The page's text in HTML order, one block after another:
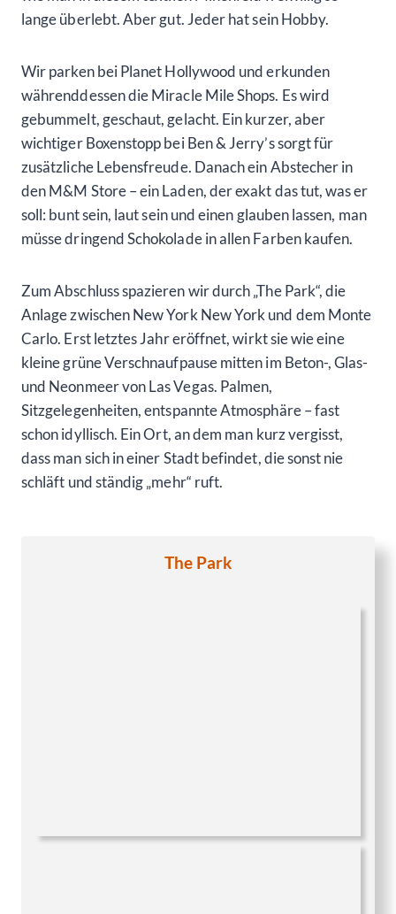
lange überlebt. Aber gut. Jeder hat sein Hobby.
Wir parken bei Planet Hollywood und erkunden
währenddessen die Miracle Mile Shops. Es wird
gebummelt, geschaut, gelacht. Ein kurzer, aber
wichtiger Boxenstopp bei Ben & Jerry’s sorgt für
zusätzliche Lebensfreude. Danach ein Abstecher in
den M&M Store – ein Laden, der exakt das tut, was er
soll: bunt sein, laut sein und einen glauben lassen, man
müsse dringend Schokolade in allen Farben kaufen.
Zum Abschluss spazieren wir durch „The Park“, die
Anlage zwischen New York New York und dem Monte
Carlo. Erst letztes Jahr eröffnet, wirkt sie wie eine
kleine grüne Verschnaufpause mitten im Beton-, Glas-
und Neonmeer von Las Vegas. Palmen,
Sitzgelegenheiten, entspannte Atmosphäre – fast
schon idyllisch. Ein Ort, an dem man kurz vergisst,
dass man sich in einer Stadt befindet, die sonst nie
schläft und ständig „mehr“ ruft.
The Park